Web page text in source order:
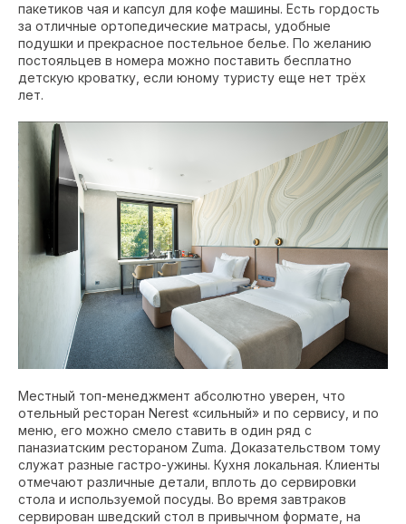
пакетиков чая и капсул для кофе машины. Есть гордость
за отличные ортопедические матрасы, удобные
подушки и прекрасное постельное белье. По желанию
постояльцев в номера можно поставить бесплатно
детскую кроватку, если юному туристу еще нет трёх
лет.
Местный топ-менеджмент абсолютно уверен, что
отельный ресторан Nerest «сильный» и по сервису, и по
меню, его можно смело ставить в один ряд с
паназиатским рестораном Zuma. Доказательством тому
служат разные гастро-ужины. Кухня локальная. Клиенты
отмечают различные детали, вплоть до сервировки
стола и используемой посуды. Во время завтраков
сервирован шведский стол в привычном формате, на